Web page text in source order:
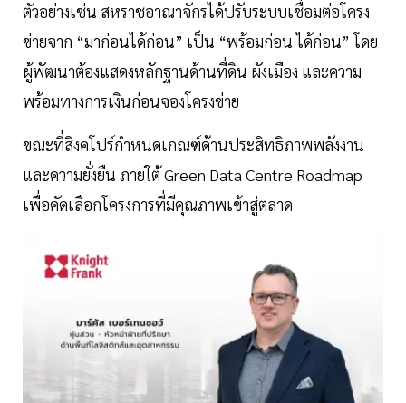
ตัวอย่างเช่น สหราชอาณาจักรได้ปรับระบบเชื่อมต่อโครง
ข่ายจาก “มาก่อนได้ก่อน” เป็น “พร้อมก่อน ได้ก่อน” โดย
ผู้พัฒนาต้องแสดงหลักฐานด้านที่ดิน ผังเมือง และความ
พร้อมทางการเงินก่อนจองโครงข่าย
ขณะที่สิงคโปร์กำหนดเกณฑ์ด้านประสิทธิภาพพลังงาน
และความยั่งยืน ภายใต้ Green Data Centre Roadmap
เพื่อคัดเลือกโครงการที่มีคุณภาพเข้าสู่ตลาด